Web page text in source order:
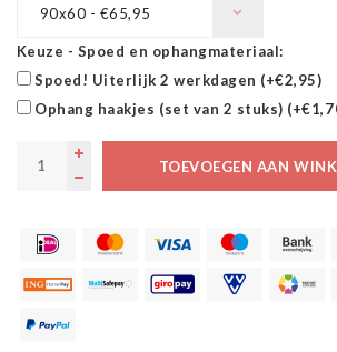
90x60 - €65,95
Keuze - Spoed en ophangmateriaal:
Spoed! Uiterlijk 2 werkdagen (+€2,95)
Ophang haakjes (set van 2 stuks)
TOEVOEGEN AAN